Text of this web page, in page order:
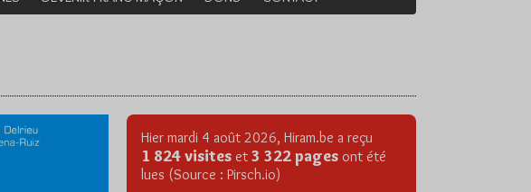
Hier mardi 4 août 2026, Hiram.be a reçu
1 824 visites et 3 322 pages ont été
lues (Source : Pirsch.io)